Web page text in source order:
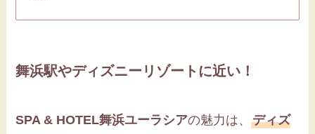
舞浜駅やディズニーリゾートに近い！
SPA & HOTEL舞浜ユーラシアの魅力は、ディズ